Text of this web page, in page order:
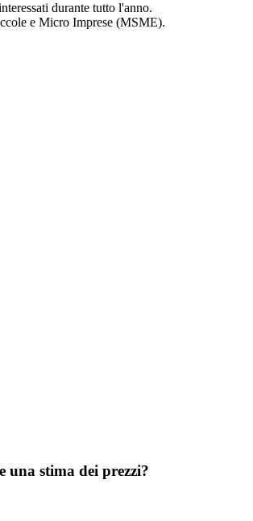
durante tutto l'anno.
e Micro Imprese (MSME).
una stima dei prezzi?